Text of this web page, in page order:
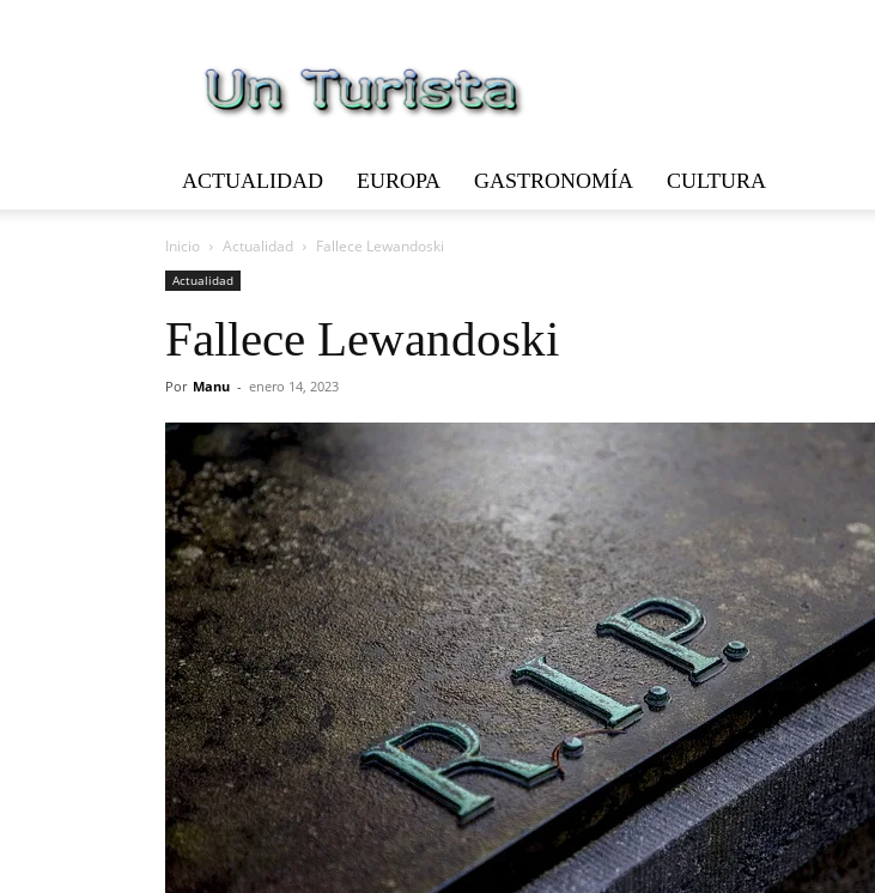
Turista
ACTUALIDAD EUROPA GASTRONOMÍA CULTURA
Inicio Actualidad Fallece Lewandoski
Actualidad
Fallece Lewandoski
Por Manu - enero 14, 2023